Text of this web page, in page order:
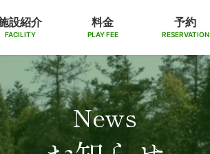
設紹介
FACILITY
料金
PLAY FEE
予約
RESERVATION
News